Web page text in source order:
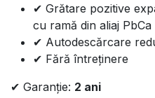
✔ Grătare pozitive
cu ramă din aliaj PbCa
✔ Autodescărcare
✔ Fără întreținere
✔ Garanție: 2 ani